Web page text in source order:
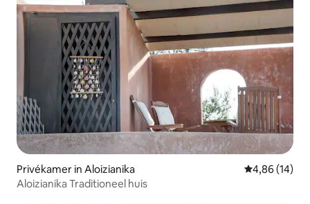
Privékamer in Aloizianika Gemiddelde
4,86 (14)
Aloizianika Traditioneel huis